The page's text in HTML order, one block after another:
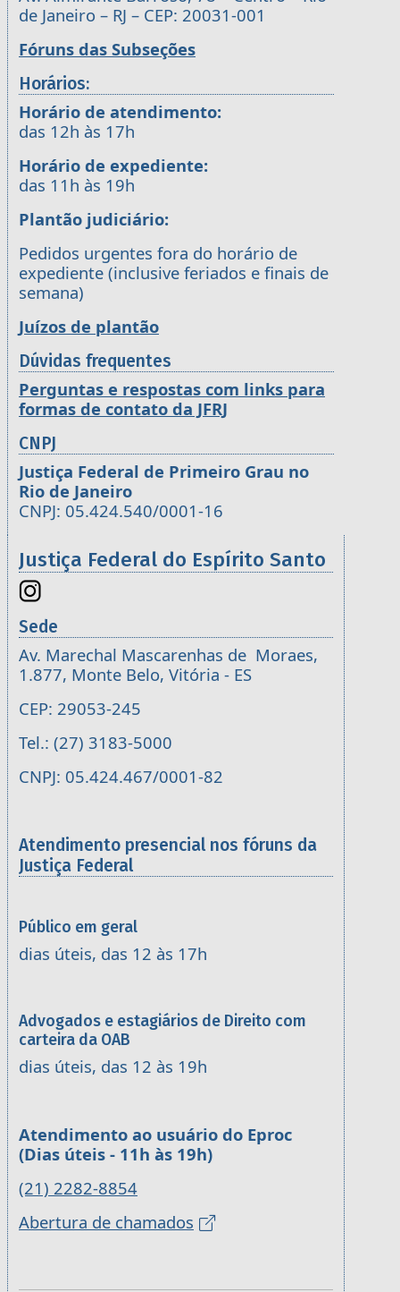
de Janeiro – RJ – CEP: 20031-001
Fóruns das Subseções
Horários:
Horário de atendimento:
das 12h às 17h
Horário de expediente:
das 11h às 19h
Plantão judiciário:
Pedidos urgentes fora do horário de
expediente (inclusive feriados e finais de
semana)
Juízos de plantão
Dúvidas frequentes
Perguntas e respostas com links para
formas de contato da JFRJ
CNPJ
Justiça Federal de Primeiro Grau no
Rio de Janeiro
CNPJ: 05.424.540/0001-16
Justiça Federal do Espírito Santo
Sede
Av. Marechal Mascarenhas de Moraes,
1.877, Monte Belo, Vitória - ES
CEP: 29053-245
Tel.: (27) 3183-5000
CNPJ: 05.424.467/0001-82
Atendimento presencial nos fóruns da
Justiça Federal
Público em geral
dias úteis, das 12 às 17h
Advogados e estagiários de Direito com
carteira da OAB
dias úteis, das 12 às 19h
Atendimento ao usuário do Eproc
(Dias úteis - 11h às 19h)
(21) 2282-8854
Abertura de chamados